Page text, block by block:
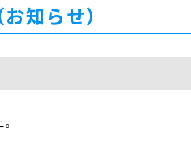
知らせ）